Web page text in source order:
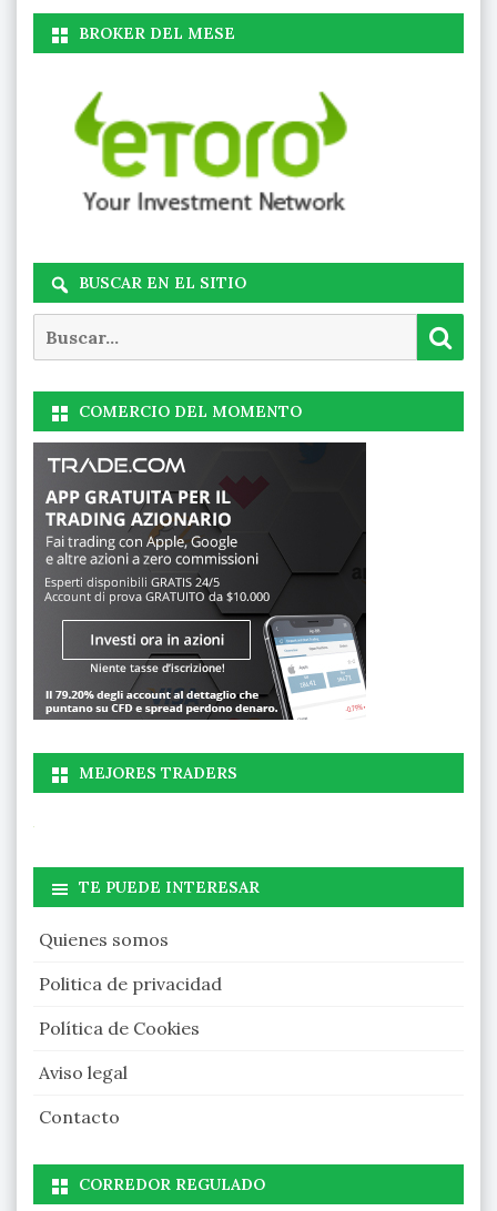
BROKER DEL MESE
BUSCAR EN EL SITIO
COMERCIO DEL MOMENTO
MEJORES TRADERS
TE PUEDE INTERESAR
Quienes somos
Politica de privacidad
Política de Cookies
Aviso legal
Contacto
CORREDOR REGULADO